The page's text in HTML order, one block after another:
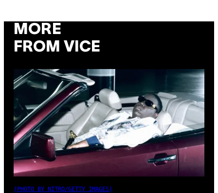
MORE
FROM VICE
(PHOTO BY NITRO/GETTY IMAGES)